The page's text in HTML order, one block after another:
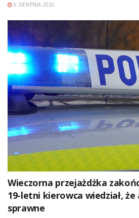
6 SIERPNIA 2026
Wieczorna przejażdżka
19-letni kierowca wiedział, że
sprawne